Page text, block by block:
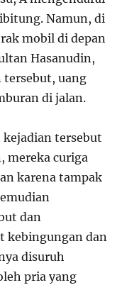
Namun, di
mobil di depan
Hasanudin,
tersebut, uang
di jalan.
tersebut
mereka curiga
karena tampak
dan
kebingungan dan
disuruh
pria yang